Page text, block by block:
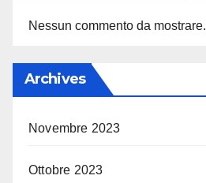
Nessun commento da mostrare.
Archives
Novembre 2023
Ottobre 2023